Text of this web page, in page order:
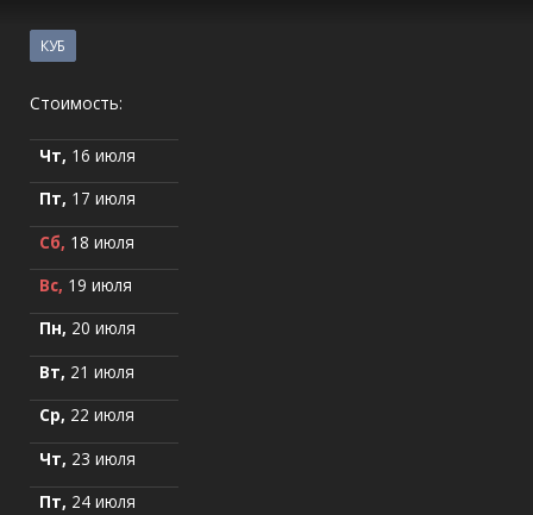
КУБ
Стоимость:
Чт, 16 июля
Пт, 17 июля
Сб, 18 июля
Вс, 19 июля
Пн, 20 июля
Вт, 21 июля
Ср, 22 июля
Чт, 23 июля
Пт, 24 июля